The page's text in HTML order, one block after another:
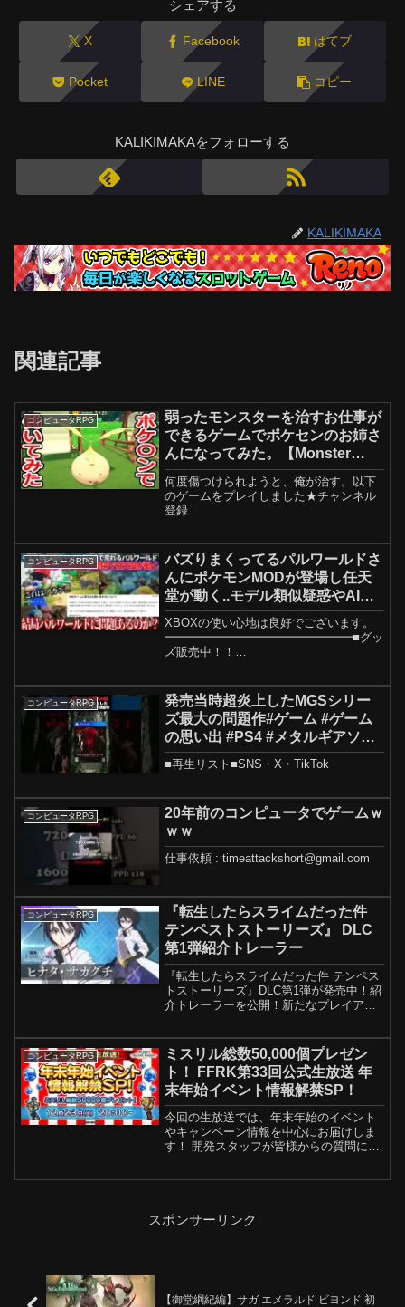
シェアする
X Facebook はてブ
Pocket LINE コピー
KALIKIMAKAをフォローする
KALIKIMAKA
関連記事
コンピュータRPG
弱ったモンスターを治すお仕事が
できるゲームでポケセンのお姉さ
んになってみた。【Monster
Care Simulato】実況プレイ
何度傷つけられようと、俺が治す。以下
のゲームをプレイしました★チャンネル
登録
コンピュータRPG
バズりまくってるパルワールドさ
んにポケモンMODが登場し任天
堂が動く..モデル類似疑惑やAI生
成疑惑の真相は？今後パルワール
ドはどうなってしまうのか。売り
上げは1000万本間近
XBOXの使い心地は良好でございます。
━━━━━━━━━━━━━━━━■グッ
ズ販売中！！
■Nintendo switch本体
━━━━━━━━━━━━━━━━★オ
ス...
コンピュータRPG
発売当時超炎上したMGSシリー
ズ最大の問題作#ゲーム #ゲーム
の思い出 #PS4 #メタルギアソリ
ッドV
■再生リスト■SNS・X・TikTok
コンピュータRPG
20年前のコンピュータでゲームｗ
ｗｗ
仕事依頼 : timeattackshort@gmail.com
コンピュータRPG
『転生したらスライムだった件
テンペストストーリーズ』 DLC
第1弾紹介トレーラー
『転生したらスライムだった件 テンペス
トストーリーズ』DLC第1弾が発売中！紹
介トレーラーを公開！新たなプレイアブ
しなく！======================...
コンピュータRPG
ミスリル総数50,000個プレゼン
ト！ FFRK第33回公式生放送 年
末年始イベント情報解禁SP！
今回の生放送では、年末年始のイベント
やキャンペーン情報を中心にお届けしま
す！ 開発スタッフが皆様からの質問にお
スポンサーリンク
【御堂綱紀編】サガ エメラルド ビヨンド 初